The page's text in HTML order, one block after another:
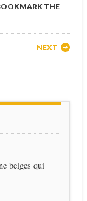
THE
NEXT
belges qui